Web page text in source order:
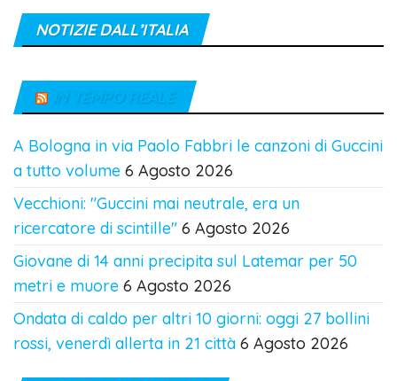
NOTIZIE DALL’ITALIA
IN TEMPO REALE
A Bologna in via Paolo Fabbri le canzoni di Guccini
a tutto volume 6 Agosto 2026
Vecchioni: "Guccini mai neutrale, era un
ricercatore di scintille" 6 Agosto 2026
Giovane di 14 anni precipita sul Latemar per 50
metri e muore 6 Agosto 2026
Ondata di caldo per altri 10 giorni: oggi 27 bollini
rossi, venerdì allerta in 21 città 6 Agosto 2026